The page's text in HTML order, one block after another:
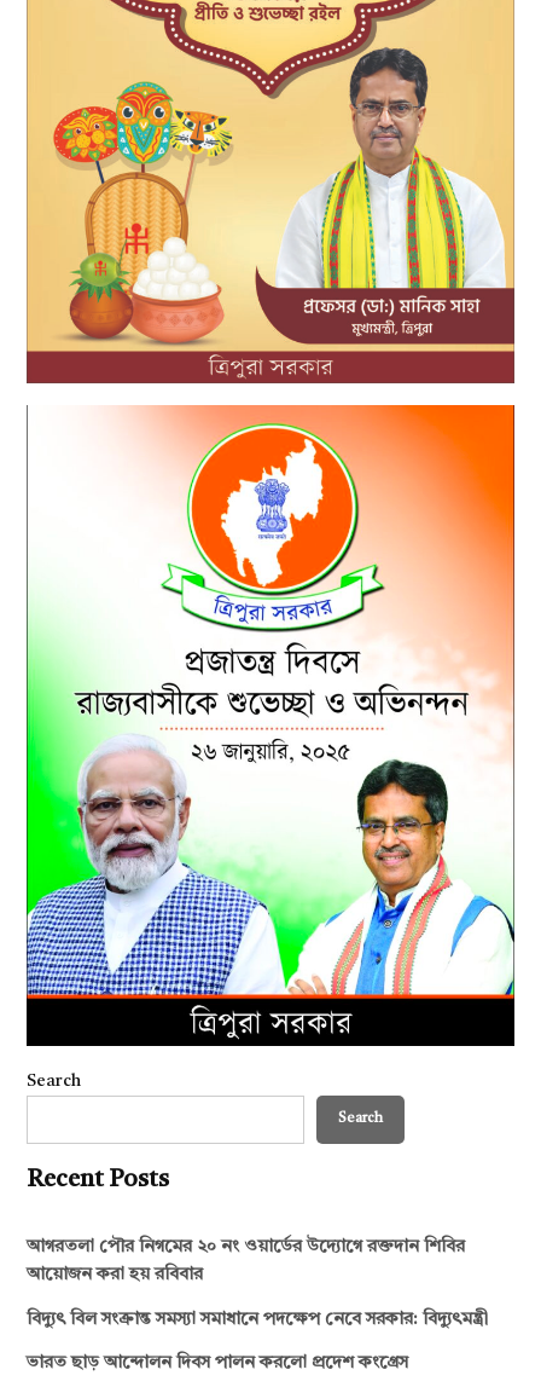
Search
Search
Recent Posts
আগরতলা পৌর নিগমের ২০ নং ওয়ার্ডের উদ্যোগে রক্তদান শিবির
আয়োজন করা হয় রবিবার
বিদ্যুৎ বিল সংক্রান্ত সমস্যা সমাধানে পদক্ষেপ নেবে সরকার: বিদ্যুৎমন্ত্রী
ভারত ছাড় আন্দোলন দিবস পালন করলো প্রদেশ কংগ্রেস